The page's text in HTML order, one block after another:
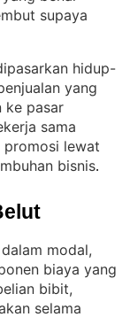
supaya
hidup-
yang
ke pasar
sama
promosi lewat
bisnis.
modal,
biaya yang
bibit,
selama